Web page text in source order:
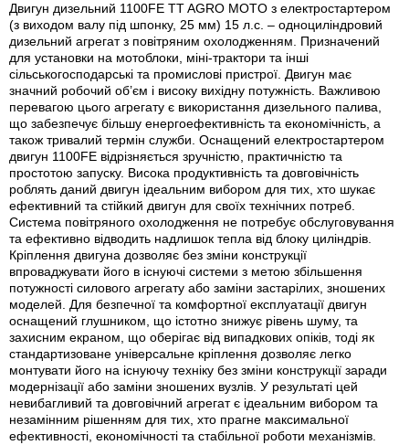
Двигун дизельний 1100FE TT AGRO MOTO з електростартером
(з виходом валу під шпонку, 25 мм) 15 л.с. – одноциліндровий
дизельний агрегат з повітряним охолодженням. Призначений
для установки на мотоблоки, міні-трактори та інші
сільськогосподарські та промислові пристрої. Двигун має
значний робочий об’єм і високу вихідну потужність. Важливою
перевагою цього агрегату є використання дизельного палива,
що забезпечує більшу енергоефективність та економічність, а
також тривалий термін служби. Оснащений електростартером
двигун 1100FE відрізняється зручністю, практичністю та
простотою запуску. Висока продуктивність та довговічність
роблять даний двигун ідеальним вибором для тих, хто шукає
ефективний та стійкий двигун для своїх технічних потреб.
Система повітряного охолодження не потребує обслуговування
та ефективно відводить надлишок тепла від блоку циліндрів.
Кріплення двигуна дозволяє без зміни конструкції
впроваджувати його в існуючі системи з метою збільшення
потужності силового агрегату або заміни застарілих, зношених
моделей. Для безпечної та комфортної експлуатації двигун
оснащений глушником, що істотно знижує рівень шуму, та
захисним екраном, що оберігає від випадкових опіків, тоді як
стандартизоване універсальне кріплення дозволяє легко
монтувати його на існуючу техніку без зміни конструкції заради
модернізації або заміни зношених вузлів. У результаті цей
невибагливий та довговічний агрегат є ідеальним вибором та
незамінним рішенням для тих, хто прагне максимальної
ефективності, економічності та стабільної роботи механізмів.